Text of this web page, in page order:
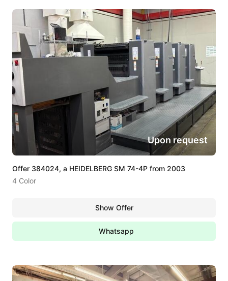
Offer 384024, a HEIDELBERG SM 74-4P from 2003
4 Color
Upon request
Show Offer
Whatsapp